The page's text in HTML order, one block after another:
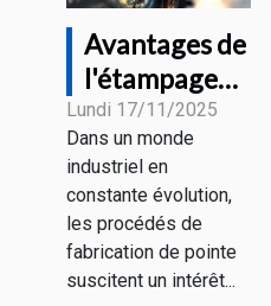
Avantages de
l'étampage
progressif
pour divers
secteurs
industriels
Lundi 17/11/2025
Dans un monde
industriel en
constante évolution,
les procédés de
fabrication de pointe
suscitent un intérêt...